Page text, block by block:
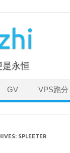
是永恒
GV VPS跑分
SPLEETER